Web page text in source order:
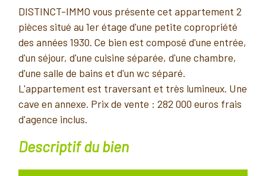
DISTINCT-IMMO vous présente cet appartement 2
pièces situé au 1er étage d'une petite copropriété
des années 1930. Ce bien est composé d'une entrée,
d'un séjour, d'une cuisine séparée, d'une chambre,
d'une salle de bains et d'un wc séparé.
L'appartement est traversant et très lumineux. Une
cave en annexe. Prix de vente : 282 000 euros frais
d'agence inclus.
descriptif du bien